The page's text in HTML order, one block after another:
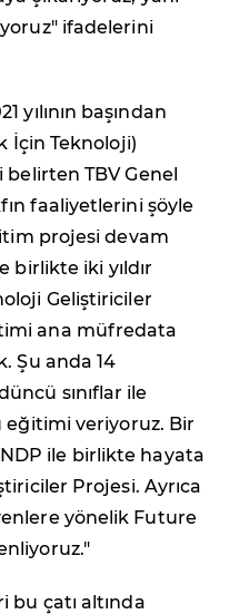
ifadelerini
yılının başından
İçin Teknoloji)
belirten TBV Genel
faaliyetlerini şöyle
projesi devam
birlikte iki yıldır
Geliştiriciler
ana müfredata
Şu anda 14
sınıflar ile
eğitimi veriyoruz. Bir
ile birlikte hayata
Projesi. Ayrıca
yönelik Future
bu çatı altında